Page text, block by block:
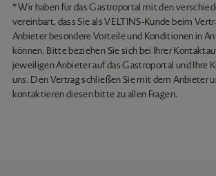
* Wir haben für das Gastroportal mit den
vereinbart, dass Sie als VELTINS-Kunde beim
Anbieter besondere Vorteile und Konditionen in
können. Bitte beziehen Sie sich bei Ihrer
jeweiligen Anbieter auf das Gastroportal und Ihre
uns. Den Vertrag schließen Sie mit dem Anbieter
kontaktieren diesen bitte zu allen Fragen.